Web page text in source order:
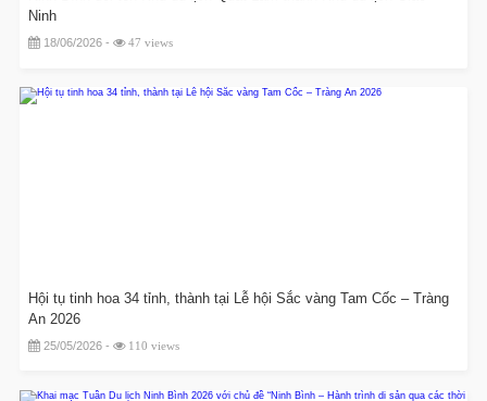
Ninh
18/06/2026 - 47 views
Hội tụ tinh hoa 34 tỉnh, thành tại Lễ hội Sắc vàng Tam Cốc – Tràng
An 2026
25/05/2026 - 110 views